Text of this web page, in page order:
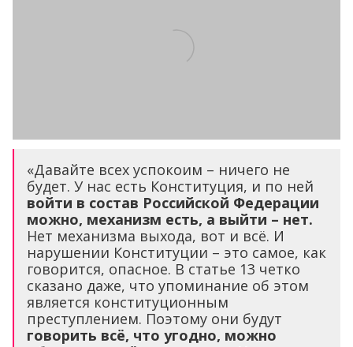
«Давайте всех успокоим – ничего не
будет. У нас есть Конституция, и по ней
войти в состав Российской Федерации
можно, механизм есть, а выйти – нет.
Нет механизма выхода, вот и всё. И
нарушении Конституции – это самое, как
говорится, опасное. В статье 13 четко
сказано даже, что упоминание об этом
является конституционным
преступлением. Поэтому они будут
говорить всё, что угодно, можно